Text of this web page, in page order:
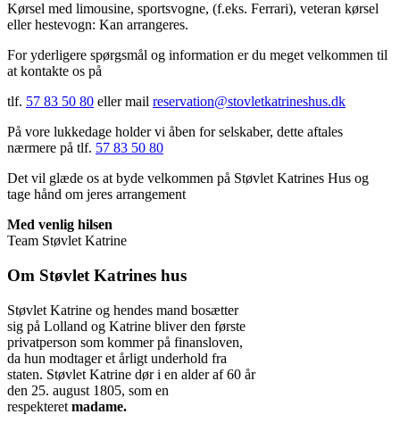
Kørsel med limousine, sportsvogne, (f.eks. Ferrari), veteran kørsel
eller hestevogn: Kan arrangeres.
For yderligere spørgsmål og information er du meget velkommen til
at kontakte os på
tlf. 57 83 50 80 eller mail reservation@stovletkatrineshus.dk
På vore lukkedage holder vi åben for selskaber, dette aftales
nærmere på tlf. 57 83 50 80
Det vil glæde os at byde velkommen på Støvlet Katrines Hus og
tage hånd om jeres arrangement
Med venlig hilsen
Team Støvlet Katrine
Om Støvlet Katrines hus
Støvlet Katrine og hendes mand bosætter
sig på Lolland og Katrine bliver den første
privatperson som kommer på finansloven,
da hun modtager et årligt underhold fra
staten. Støvlet Katrine dør i en alder af 60 år
den 25. august 1805, som en
respekteret madame.